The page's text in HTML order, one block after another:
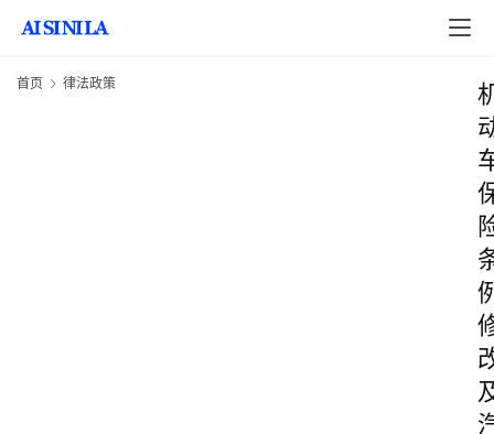
首页 律法政策